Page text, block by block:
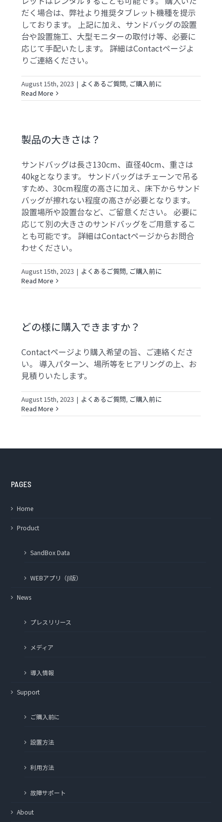
だく場合は、弊社より推奨タブレット機種を提示
しております。 上記に加え、サンドバッグの設置
台や設置施工、大型モニターの取付け等、必要に
応じて手配いたします。 詳細はContactページよ
りご連絡ください。
August 15th, 2023 | よくあるご質問, ご購入前に
Read More
製品の大きさは？
サンドバッグは長さ130cm、直径40cm、重さは
40kgとなります。 サンドバッグはチェーンで吊る
すため、30cm程度の高さに加え、床下からサンド
バッグが擦れない程度の高さが必要となります。
設置場所や設置台など、ご留意ください。 必要に
応じて別の大きさのサンドバッグをご用意するこ
とも可能です。 詳細はContactページからお問合
わせください。
August 15th, 2023 | よくあるご質問, ご購入前に
Read More
どの様に購入できますか？
Contactページより購入希望の旨、ご連絡くださ
い。 導入パターン、場所等をヒアリングの上、お
見積りいたします。
August 15th, 2023 | よくあるご質問, ご購入前に
Read More
PAGES
Home
Product
SandBox Data
WEBアプリ（β版）
News
プレスリリース
メディア
導入情報
Support
ご購入前に
設置方法
利用方法
故障サポート
About